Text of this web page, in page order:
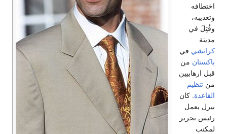
اختطافه
وتعذيبه،
وقُتِلَ في
مدينة
كراتشي في
باكستان من
قبل ارهابيين
من تنظيم
القاعدة . كان
بيرل يعمل
رئيس تحرير
لمكتب